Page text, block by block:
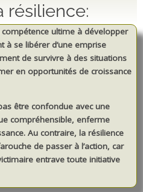
résilience:
ultime à développer
à se libérer d’une emprise
de survivre à des situations
en opportunités de croissance
être confondue avec une
compréhensible, enferme
Au contraire, la résilience
de passer à l’action, car
entrave toute initiative